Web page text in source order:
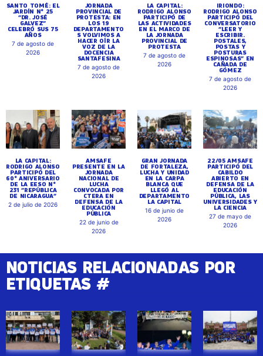
SANTO TOMÉ: EL
JARDÍN N° 25
“DR. JOSÉ
GALVEZ”
CELEBRÓ SUS 75
AÑOS
7 de agosto de
2026
JORNADA
PROVINCIAL DE
PROTESTA: EN
LOS 19
DEPARTAMENTO
S VOLVIMOS A
HACER OÍR LA
VOZ DE LA
DOCENCIA
SANTAFESINA
7 de agosto de
2026
LA CAPITAL:
RODRIGO ALONSO
PARTICIPÓ DE
LAS ACTIVIDADES
EN EL MARCO DE
LA JORNADA
PROVINCIAL DE
PROTESTA
7 de agosto de
2026
IRIONDO:
RODRIGO ALONSO
PARTICIPÓ DEL
CONVERSATORIO
“LEER Y
ESCRIBIR.
POSTALES,
POSTAS Y
POSTURAS
ESPINOSAS” EN
CAÑADA DE
GÓMEZ
7 de agosto de
2026
LA CAPITAL:
RODRIGO ALONSO
PARTICIPÓ DEL
60° ANIVERSARIO
DE LA EESO N°
231 “REPÚBLICA
DE NICARAGUA”
2 de julio de 2026
AMSAFE
PRESENTE EN LA
JORNADA
NACIONAL DE
LUCHA
CONVOCADA POR
CTERA EN
DEFENSA DE LA
EDUCACIÓN
PÚBLICA
22 de junio de
2026
GRAN JORNADA
DE FORTALEZA,
LUCHA Y UNIDAD
EN LA CARPA
BLANCA QUE
LLEGÓ AL
DEPARTAMENTO
LA CAPITAL
16 de junio de
2026
22/05 AMSAFE
PARTICIPÓ DEL
CABILDO
ABIERTO EN
DEFENSA DE LA
EDUCACIÓN
PÚBLICA, LAS
UNIVERSIDADES Y
LA CIENCIA
27 de mayo de
2026
NOTICIAS RELACIONADAS POR
ETIQUETAS #